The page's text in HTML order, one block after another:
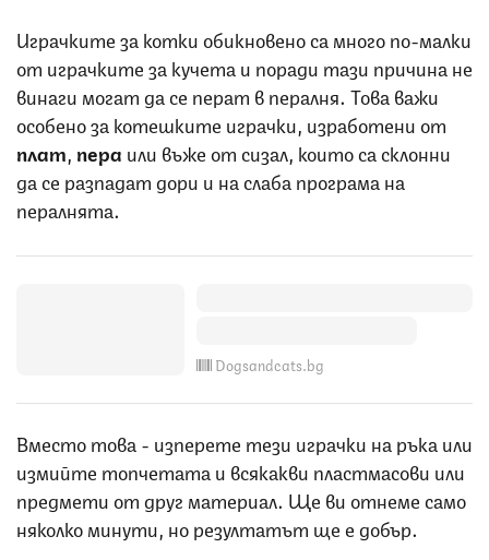
Играчките за котки обикновено са много по-малки
от играчките за кучета и поради тази причина не
винаги могат да се перат в пералня. Това важи
особено за котешките играчки, изработени от
плат пера или въже от сизал, които са склонни
да се разпадат дори и на слаба програма на
пералнята.
Dogsandcats.bg
Вместо това - изперете тези играчки на ръка или
измийте топчетата и всякакви пластмасови или
предмети от друг материал. Ще ви отнеме само
няколко минути, но резултатът ще е добър.